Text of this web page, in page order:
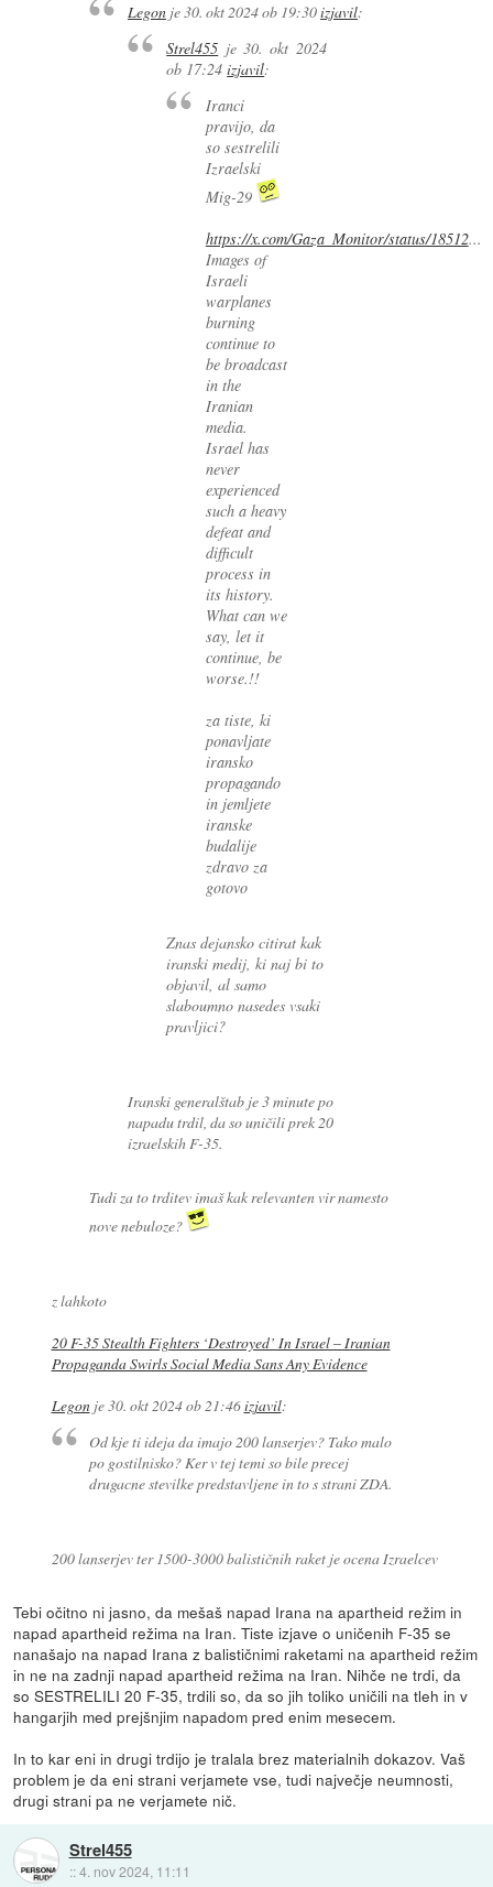
Legonje30. okt 2024 ob 19:30izjavil:
Strel455 je 30. okt 2024
ob 17:24 izjavil:
Iranci
pravijo, da
so sestrelili
Izraelski
Mig-29
https://x.com/Gaza_Monitor/status/18512...
Images of
Israeli
warplanes
burning
continue to
be broadcast
in the
Iranian
media.
Israel has
never
experienced
such a heavy
defeat and
difficult
process in
its history.
What can we
say, let it
continue, be
worse.!!
za tiste, ki
ponavljate
iransko
propagando
in jemljete
iranske
budalije
zdravo za
gotovo
Znas dejansko citirat kak
iranski medij, ki naj bi to
objavil, al samo
slaboumno nasedes vsaki
pravljici?
Iranski generalštab je 3 minute po
napadu trdil, da so uničili prek 20
izraelskih F-35.
Tudi za to trditev imaš kak relevanten vir namesto
nove nebuloze?
z lahkoto
20 F-35 Stealth Fighters ‘Destroyed’ In Israel – Iranian
Propaganda Swirls Social Media Sans Any Evidence
Legonje30. okt 2024 ob 21:46izjavil:
Od kje ti ideja da imajo 200 lanserjev? Tako malo
po gostilnisko? Ker v tej temi so bile precej
drugacne stevilke predstavljene in to s strani ZDA.
200 lanserjev ter 1500-3000 balističnih raket je ocena Izraelcev
Tebi očitno ni jasno, da mešaš napad Irana na apartheid režim in
napad apartheid režima na Iran. Tiste izjave o uničenih F-35 se
nanašajo na napad Irana z balističnimi raketami na apartheid režim
in ne na zadnji napad apartheid režima na Iran. Nihče ne trdi, da
so SESTRELILI 20 F-35, trdili so, da so jih toliko uničili na tleh in v
hangarjih med prejšnjim napadom pred enim mesecem.
In to kar eni in drugi trdijo je tralala brez materialnih dokazov. Vaš
problem je da eni strani verjamete vse, tudi največje neumnosti,
drugi strani pa ne verjamete nič.
Strel455
::4. nov 2024, 11:11